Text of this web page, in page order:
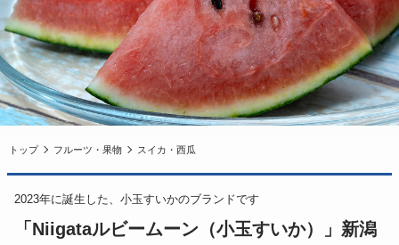
トップ フルーツ・果物 スイカ・西瓜
2023年に誕生した、小玉すいかのブランドです
「Niigataルビームーン（小玉すいか）」新潟